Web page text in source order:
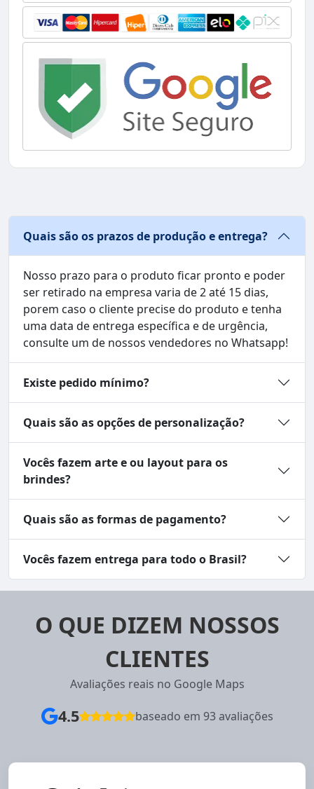
Quais são os prazos de produção e entrega?
Nosso prazo para o produto ficar pronto e poder
ser retirado na empresa varia de 2 até 15 dias,
porem caso o cliente precise do produto e tenha
uma data de entrega específica e de urgência,
consulte um de nossos vendedores no Whatsapp!
Existe pedido mínimo?
Quais são as opções de personalização?
Vocês fazem arte e ou layout para os
brindes?
Quais são as formas de pagamento?
Vocês fazem entrega para todo o Brasil?
O QUE DIZEM NOSSOS
CLIENTES
Avaliações reais no Google Maps
4.5 baseado em 93 avaliações